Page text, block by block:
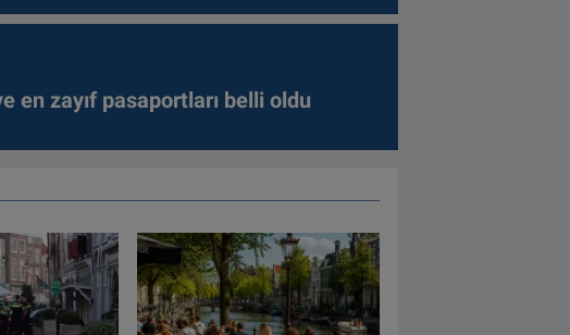
en zayıf pasaportları belli oldu